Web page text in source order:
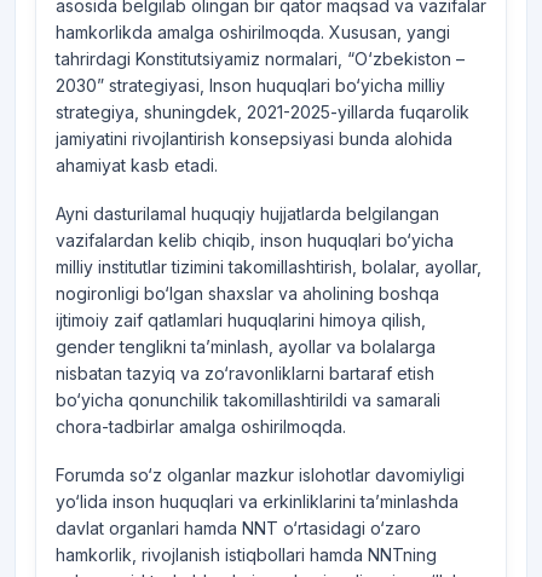
asosida belgilab olingan bir qator maqsad va vazifalar
hamkorlikda amalga oshirilmoqda. Xususan, yangi
tahrirdagi Konstitutsiyamiz normalari, “O‘zbekiston –
2030” strategiyasi, Inson huquqlari bo‘yicha milliy
strategiya, shuningdek, 2021-2025-yillarda fuqarolik
jamiyatini rivojlantirish konsepsiyasi bunda alohida
ahamiyat kasb etadi.
Ayni dasturilamal huquqiy hujjatlarda belgilangan
vazifalardan kelib chiqib, inson huquqlari bo‘yicha
milliy institutlar tizimini takomillashtirish, bolalar, ayollar,
nogironligi bo‘lgan shaxslar va aholining boshqa
ijtimoiy zaif qatlamlari huquqlarini himoya qilish,
gender tenglikni ta’minlash, ayollar va bolalarga
nisbatan tazyiq va zo‘ravonliklarni bartaraf etish
bo‘yicha qonunchilik takomillashtirildi va samarali
chora-tadbirlar amalga oshirilmoqda.
Forumda so‘z olganlar mazkur islohotlar davomiyligi
yo‘lida inson huquqlari va erkinliklarini ta’minlashda
davlat organlari hamda NNT o‘rtasidagi o‘zaro
hamkorlik, rivojlanish istiqbollari hamda NNTning